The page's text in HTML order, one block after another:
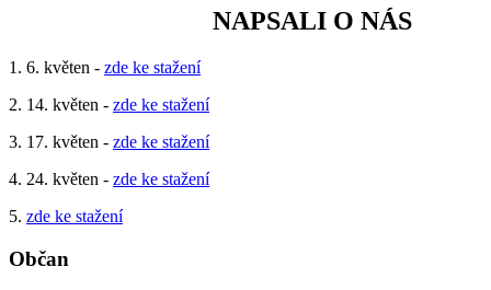
NAPSALI O NÁS
1. 6. květen - zde ke stažení
2. 14. květen - zde ke stažení
3. 17. květen - zde ke stažení
4. 24. květen - zde ke stažení
5. zde ke stažení
Občan